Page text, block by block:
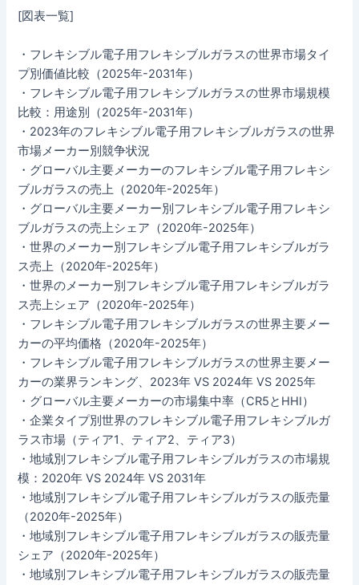
[図表一覧]
・フレキシブル電子用フレキシブルガラスの世界市場タイ
プ別価値比較（2025年-2031年）
・フレキシブル電子用フレキシブルガラスの世界市場規模
比較：用途別（2025年-2031年）
・2023年のフレキシブル電子用フレキシブルガラスの世界
市場メーカー別競争状況
・グローバル主要メーカーのフレキシブル電子用フレキシ
ブルガラスの売上（2020年-2025年）
・グローバル主要メーカー別フレキシブル電子用フレキシ
ブルガラスの売上シェア（2020年-2025年）
・世界のメーカー別フレキシブル電子用フレキシブルガラ
ス売上（2020年-2025年）
・世界のメーカー別フレキシブル電子用フレキシブルガラ
ス売上シェア（2020年-2025年）
・フレキシブル電子用フレキシブルガラスの世界主要メー
カーの平均価格（2020年-2025年）
・フレキシブル電子用フレキシブルガラスの世界主要メー
カーの業界ランキング、2023年 VS 2024年 VS 2025年
・グローバル主要メーカーの市場集中率（CR5とHHI）
・企業タイプ別世界のフレキシブル電子用フレキシブルガ
ラス市場（ティア1、ティア2、ティア3）
・地域別フレキシブル電子用フレキシブルガラスの市場規
模：2020年 VS 2024年 VS 2031年
・地域別フレキシブル電子用フレキシブルガラスの販売量
（2020年-2025年）
・地域別フレキシブル電子用フレキシブルガラスの販売量
シェア（2020年-2025年）
・地域別フレキシブル電子用フレキシブルガラスの販売量